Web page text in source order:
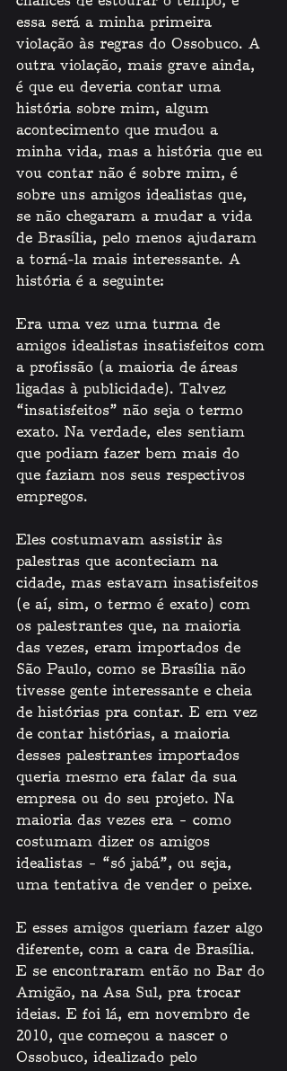
essa será a minha primeira
violação às regras do Ossobuco. A
outra violação, mais grave ainda,
é que eu deveria contar uma
história sobre mim, algum
acontecimento que mudou a
minha vida, mas a história que eu
vou contar não é sobre mim, é
sobre uns amigos idealistas que,
se não chegaram a mudar a vida
de Brasília, pelo menos ajudaram
a torná-la mais interessante. A
história é a seguinte:
Era uma vez uma turma de
amigos idealistas insatisfeitos com
a profissão (a maioria de áreas
ligadas à publicidade). Talvez
“insatisfeitos” não seja o termo
exato. Na verdade, eles sentiam
que podiam fazer bem mais do
que faziam nos seus respectivos
empregos.
Eles costumavam assistir às
palestras que aconteciam na
cidade, mas estavam insatisfeitos
(e aí, sim, o termo é exato) com
os palestrantes que, na maioria
das vezes, eram importados de
São Paulo, como se Brasília não
tivesse gente interessante e cheia
de histórias pra contar. E em vez
de contar histórias, a maioria
desses palestrantes importados
queria mesmo era falar da sua
empresa ou do seu projeto. Na
maioria das vezes era – como
costumam dizer os amigos
idealistas – “só jabá”, ou seja,
uma tentativa de vender o peixe.
E esses amigos queriam fazer algo
diferente, com a cara de Brasília.
E se encontraram então no Bar do
Amigão, na Asa Sul, pra trocar
ideias. E foi lá, em novembro de
2010, que começou a nascer o
Ossobuco, idealizado pelo